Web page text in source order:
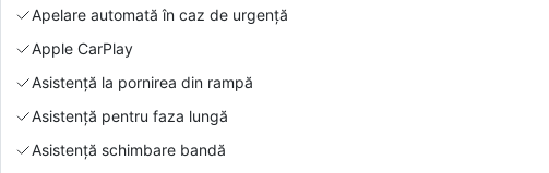
Apelare automată în caz de urgență
Apple CarPlay
Asistență la pornirea din rampă
Asistență pentru faza lungă
Asistență schimbare bandă